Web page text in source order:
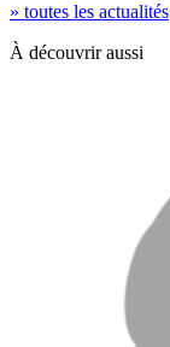
» toutes les actualités
À découvrir aussi